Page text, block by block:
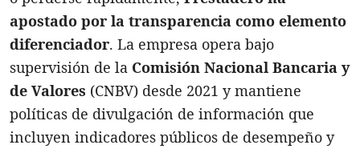
apostado por la transparencia como elemento
diferenciador. La empresa opera bajo
supervisión de la Comisión Nacional Bancaria y
de Valores (CNBV) desde 2021 y mantiene
políticas de divulgación de información que
incluyen indicadores públicos de desempeño y